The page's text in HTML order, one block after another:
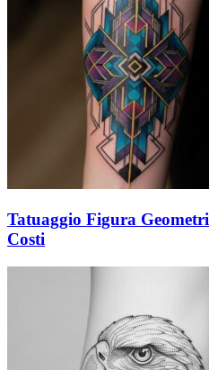
Tatuaggio Figura
Costi